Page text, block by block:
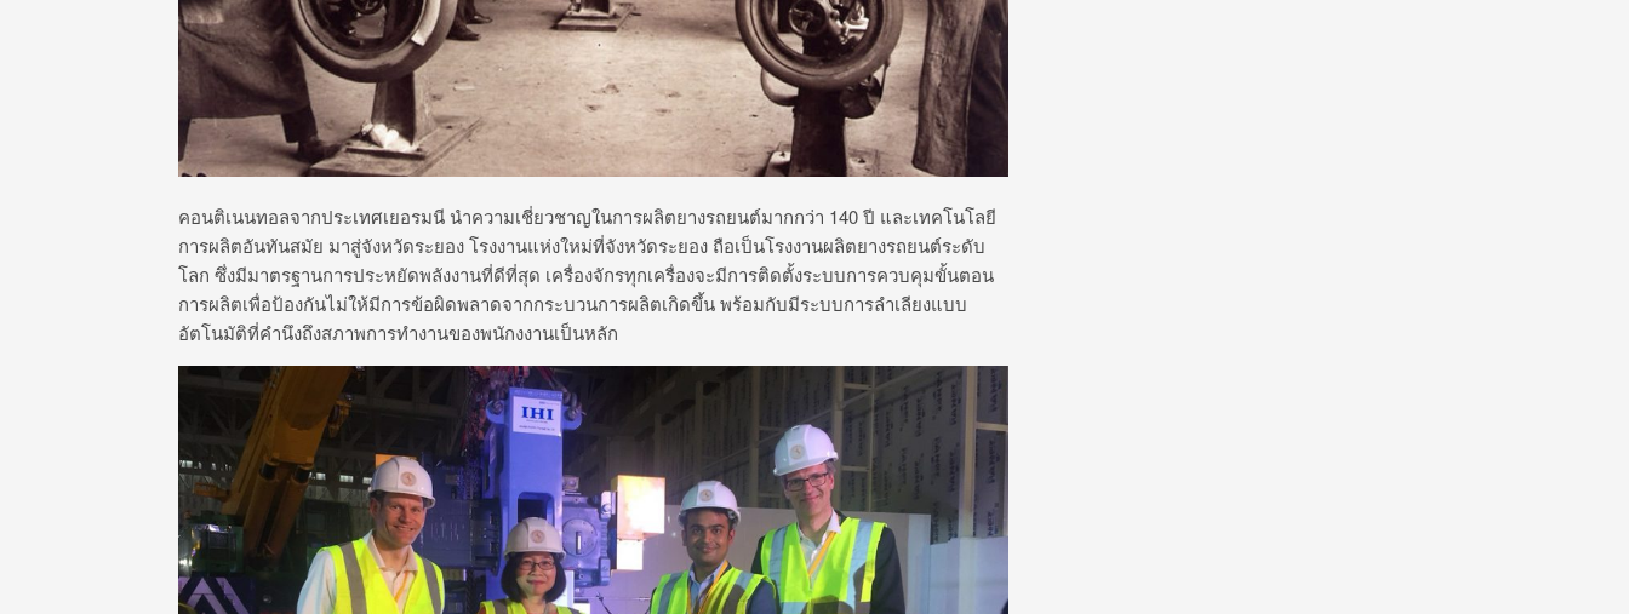
คอนติเนนทอลจากประเทศเยอรมนี นำความเชี่ยวชาญในการผลิตยางรถยนต์มากกว่า 140 ปี และเทคโนโลยี
การผลิตอันทันสมัย มาสู่จังหวัดระยอง โรงงานแห่งใหม่ที่จังหวัดระยอง ถือเป็นโรงงานผลิตยางรถยนต์ระดับ
โลก ซึ่งมีมาตรฐานการประหยัดพลังงานที่ดีที่สุด เครื่องจักรทุกเครื่องจะมีการติดตั้งระบบการควบคุมขั้นตอน
การผลิตเพื่อป้องกันไม่ให้มีการข้อผิดพลาดจากกระบวนการผลิตเกิดขึ้น พร้อมกับมีระบบการลำเลียงแบบ
อัตโนมัติที่คำนึงถึงสภาพการทำงานของพนักงงานเป็นหลัก